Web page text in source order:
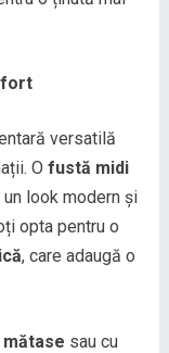
versatilă
O fustă midi
look modern și
opta pentru o
, care adaugă o
sau cu